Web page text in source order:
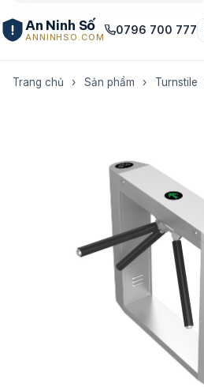
An Ninh Số
ANNINHSO.COM
0796 700 777
Trang chủ › Sản phẩm › Turnstile